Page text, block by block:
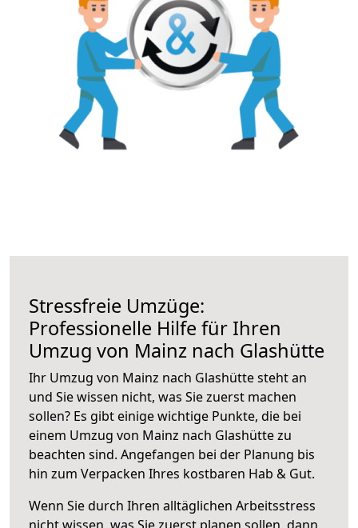
Stressfreie Umzüge:
Professionelle Hilfe für Ihren
Umzug von Mainz nach Glashütte
Ihr Umzug von Mainz nach Glashütte steht an
und Sie wissen nicht, was Sie zuerst machen
sollen? Es gibt einige wichtige Punkte, die bei
einem Umzug von Mainz nach Glashütte zu
beachten sind. Angefangen bei der Planung bis
hin zum Verpacken Ihres kostbaren Hab & Gut.
Wenn Sie durch Ihren alltäglichen Arbeitsstress